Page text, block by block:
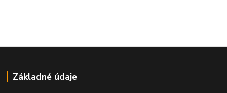
Základné údaje